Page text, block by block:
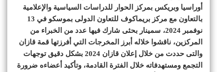
أوراسيا وبريكس بمركز الحوار للدراسات السياسية والإعلامية
بالتعاون مع مركز بريماكوف للتعاون الدولى بموسكو في 13
نوفمبر 2024، سمينار بحثى شارك فيها عدد من الخبراء من
المركزين، ناقشوا خلاله أبرز المخرجات التي أفرزتها قمة قازان
والتى حددت من خلال إعلان قازان 2024 بشكل دقيق توجهات
التجمع ومستهدفاته خلال الفترة القادمة، وتأكيد أعضاءه ضرورة